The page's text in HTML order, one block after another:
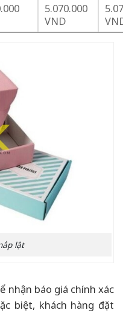
5.070.000
VND
lật
nhận báo giá chính xác
biệt, khách hàng đặt